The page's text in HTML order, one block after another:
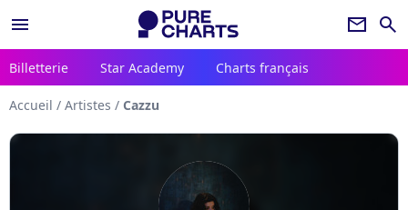
menu newsletter search
Billetterie Star Academy Charts français
Accueil / Artistes / Cazzu